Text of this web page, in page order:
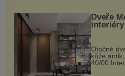
Dveře
Otočné
kůže
40/00
zakázku